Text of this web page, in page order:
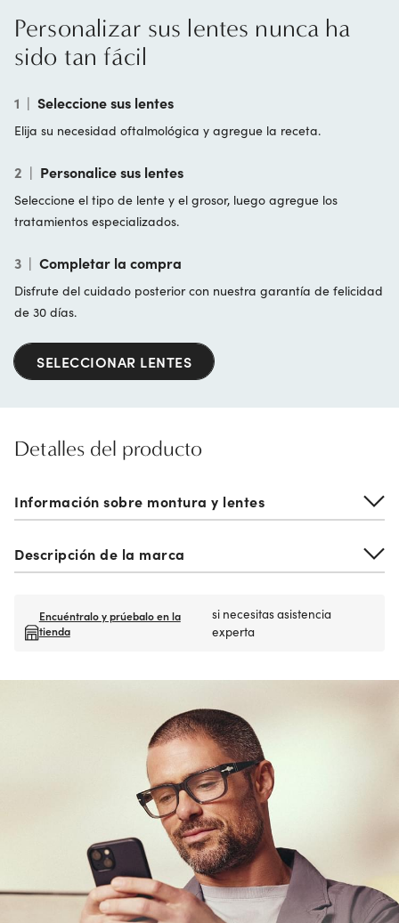
Personalizar sus lentes nunca ha
sido tan fácil
1 | Seleccione sus lentes
Elija su necesidad oftalmológica y agregue la receta.
2 | Personalice sus lentes
Seleccione el tipo de lente y el grosor, luego agregue los
tratamientos especializados.
3 | Completar la compra
Disfrute del cuidado posterior con nuestra garantía de felicidad
de 30 días.
SELECCIONAR LENTES
Detalles del producto
Información sobre montura y lentes
Descripción de la marca
Encuéntralo y prúebalo en la
tienda
si necesitas asistencia
experta